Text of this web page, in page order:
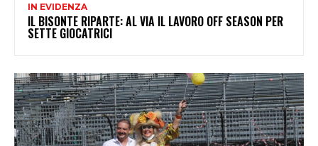
IN EVIDENZA
IL BISONTE RIPARTE: AL VIA IL LAVORO OFF SEASON PER
SETTE GIOCATRICI